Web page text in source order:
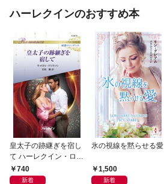
ハーレクインのおすすめ本
皇太子の跡継ぎを宿し
て ハーレクイン・ロマ
ンス～純潔のシンデレ
ラ～
740
新着
氷の視線を黙らせる愛
1,500
新着